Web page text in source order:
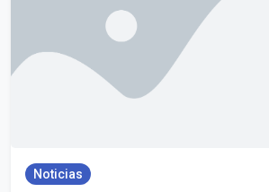
Noticias